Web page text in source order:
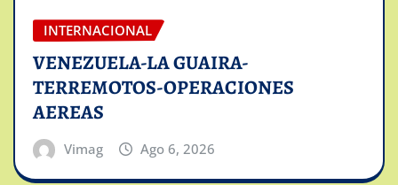
INTERNACIONAL
VENEZUELA-LA GUAIRA-
TERREMOTOS-OPERACIONES
AEREAS
Vimag Ago 6, 2026